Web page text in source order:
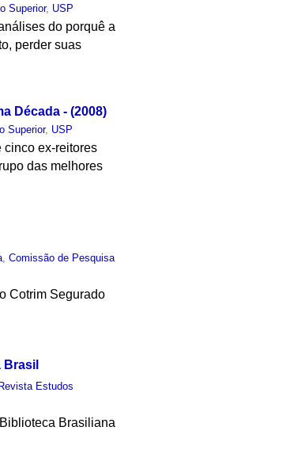
Superior, USP
do porquê a
perder suas
Década - (2008)
Superior, USP
cinco ex-reitores
das melhores
,Comissão de Pesquisa
Cotrim Segurado
Revista Estudos
Brasiliana